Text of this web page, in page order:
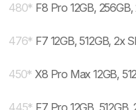
480* F8 Pro 12GB,
476* F7 12GB, 512GB, 2x
450* X8 Pro Max 12GB,
445* F7 Pro 12GB, 512GB,